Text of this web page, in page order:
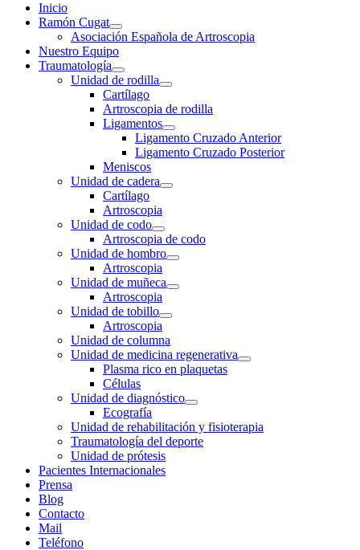
Inicio
Ramón Cugat
Asociación Española de Artroscopia
Nuestro Equipo
Traumatología
Unidad de rodilla
Cartílago
Artroscopia de rodilla
Ligamentos
Ligamento Cruzado Anterior
Ligamento Cruzado Posterior
Meniscos
Unidad de cadera
Cartílago
Artroscopia
Unidad de codo
Artroscopia de codo
Unidad de hombro
Artroscopia
Unidad de muñeca
Artroscopia
Unidad de tobillo
Artroscopia
Unidad de columna
Unidad de medicina regenerativa
Plasma rico en plaquetas
Células
Unidad de diagnóstico
Ecografía
Unidad de rehabilitación y fisioterapia
Traumatología del deporte
Unidad de prótesis
Pacientes Internacionales
Prensa
Blog
Contacto
Mail
Teléfono